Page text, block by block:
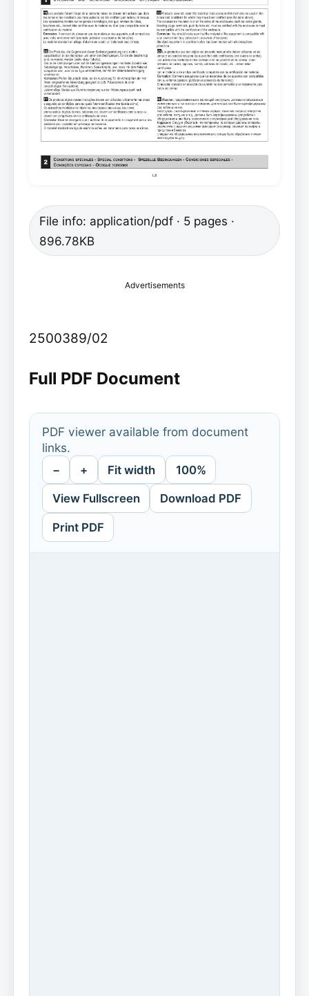
File info: application/pdf · 5 pages ·
896.78KB
Advertisements
2500389/02
Full PDF Document
PDF viewer available from document
links.
− + Fit width 100%
View Fullscreen Download PDF
Print PDF